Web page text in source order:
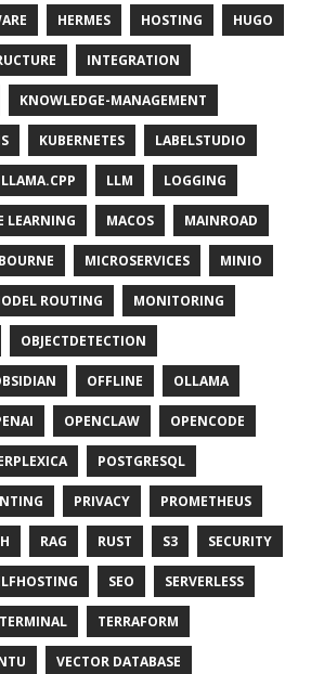
HERMES HOSTING HUGO
INTEGRATION
KNOWLEDGE-MANAGEMENT
KUBERNETES LABELSTUDIO
LLAMA.CPP LLM LOGGING
LEARNING MACOS MAINROAD
MICROSERVICES MINIO
ROUTING MONITORING
OBJECTDETECTION
OFFLINE OLLAMA
OPENCLAW OPENCODE
POSTGRESQL
PRIVACY PROMETHEUS
RAG RUST S3 SECURITY
SEO SERVERLESS
TERMINAL TERRAFORM
VECTOR DATABASE